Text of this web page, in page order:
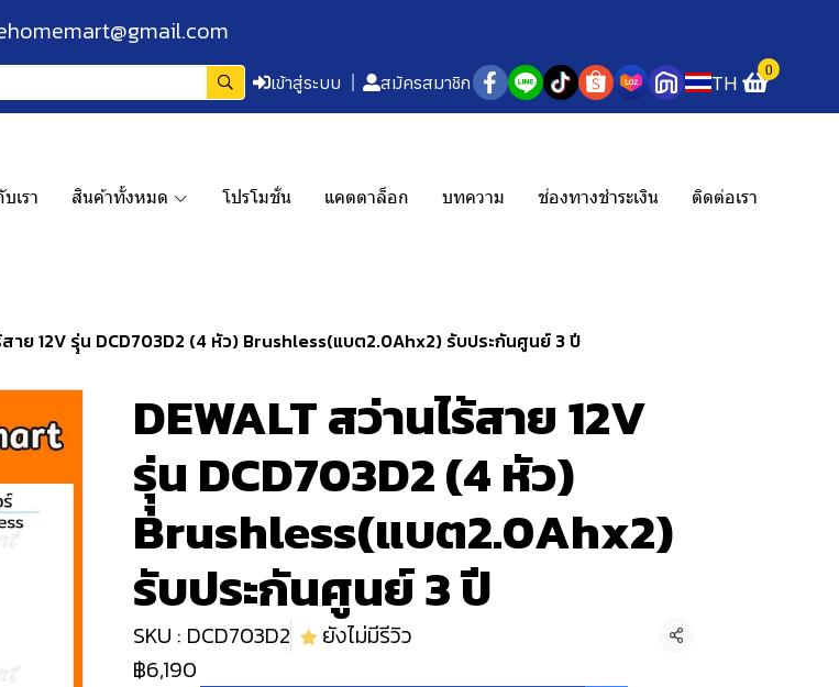
เข้าสู่ระบบ สมัครสมาชิก TH 0
เรา สินค้าทั้งหมด โปรโมชั่น แคตตาล็อก บทความ ช่องทางชำระเงิน ติดต่อเรา
สาย 12V รุุ่น DCD703D2 (4 หัว) Brushless(แบต2.0Ahx2) รับประกันศูนย์ 3 ปี
DEWALT สว่านไร้สาย 12V
รุุ่น DCD703D2 (4 หัว)
Brushless(แบต2.0Ahx2)
รับประกันศูนย์ 3 ปี
SKU : DCD703D2 ยังไม่มีรีวิว แชร์
฿6,190